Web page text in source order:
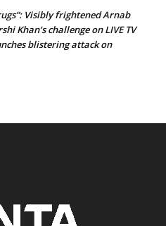
Visibly frightened Arnab
Khan’s challenge on LIVE TV
blistering attack on